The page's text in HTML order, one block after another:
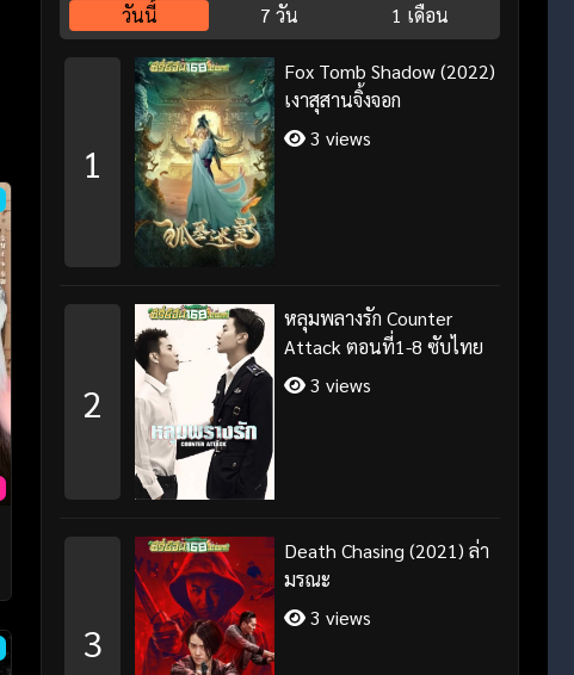
วันนี้ 7 วัน 1 เดือน
1
Fox Tomb Shadow (2022)
เงาสุสานจิ้งจอก
3 views
2
หลุมพลางรัก Counter
Attack ตอนที่1-8 ซับไทย
3 views
3
Death Chasing (2021) ล่า
มรณะ
3 views